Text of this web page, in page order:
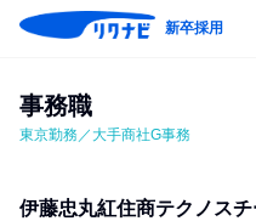
新卒採用
事務職
東京勤務／大手商社G事務
伊藤忠丸紅住商テクノス